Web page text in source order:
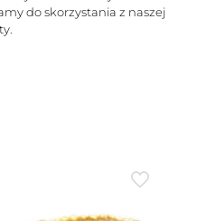
do skorzystania z naszej